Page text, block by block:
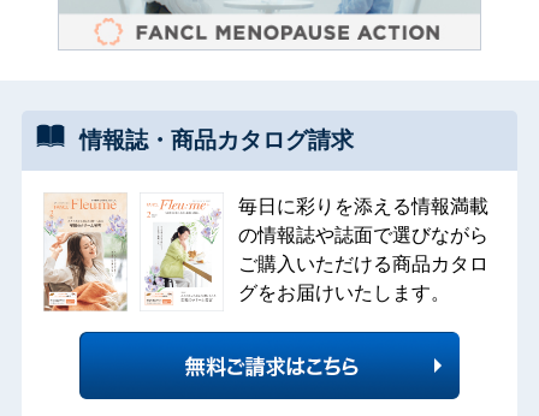
情報誌・ 商品カタログ請求
毎日に彩りを添える情報満載
の情報誌や誌面で選びながら
ご購入いただける商品カタロ
グをお届けいたします。